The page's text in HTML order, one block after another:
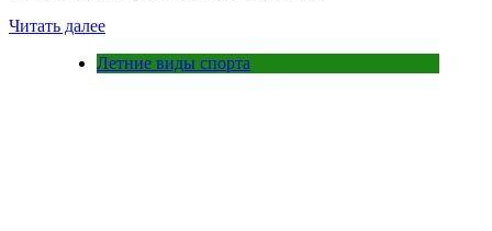
Читать далее
Летние виды спорта